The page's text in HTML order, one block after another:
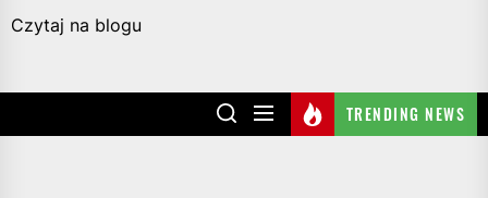
Czytaj na blogu
TRENDING NEWS